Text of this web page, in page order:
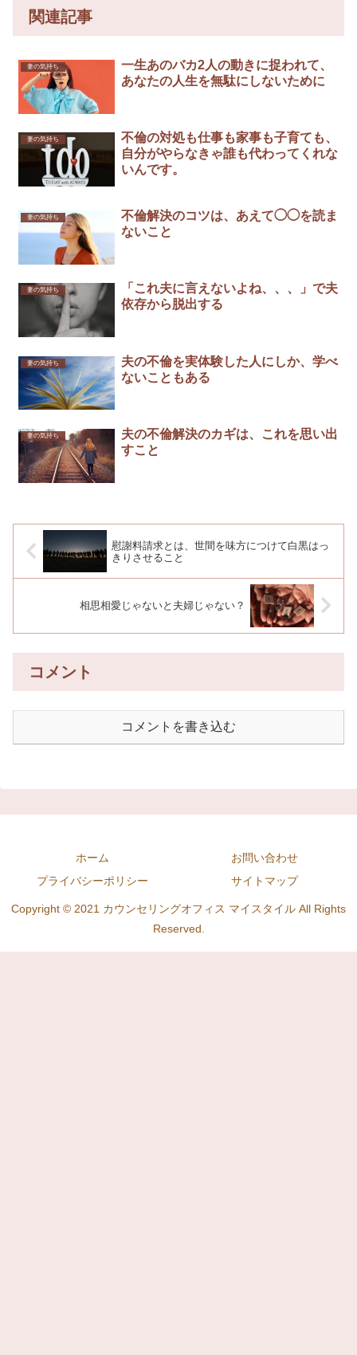
関連記事
妻の気持ち
一生あのバカ2人の動きに捉われて、
あなたの人生を無駄にしないために
妻の気持ち
不倫の対処も仕事も家事も子育ても、
自分がやらなきゃ誰も代わってくれな
いんです。
妻の気持ち
不倫解決のコツは、あえて◯◯を読ま
ないこと
妻の気持ち
「これ夫に言えないよね、、、」で夫
依存から脱出する
妻の気持ち
夫の不倫を実体験した人にしか、学べ
ないこともある
妻の気持ち
夫の不倫解決のカギは、これを思い出
すこと
慰謝料請求とは、世間を味方につけて白黒はっ
きりさせること
相思相愛じゃないと夫婦じゃない？￼
コメント
コメントを書き込む
ホーム
お問い合わせ
プライバシーポリシー
サイトマップ
Copyright © 2021 カウンセリングオフィス マイスタイル All Rights
Reserved.